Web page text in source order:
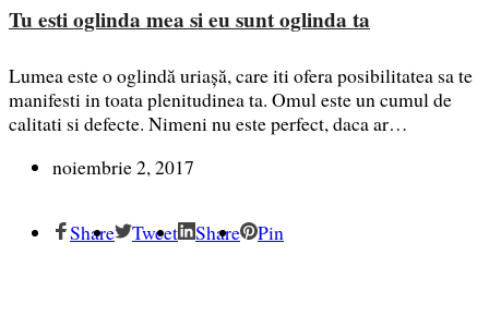
Tu esti oglinda mea si eu sunt oglinda ta
Lumea este o oglindă uriaşă, care iti ofera posibilitatea sa te
manifesti in toata plenitudinea ta. Omul este un cumul de
calitati si defecte. Nimeni nu este perfect, daca ar…
noiembrie 2, 2017
Share Tweet Share Pin